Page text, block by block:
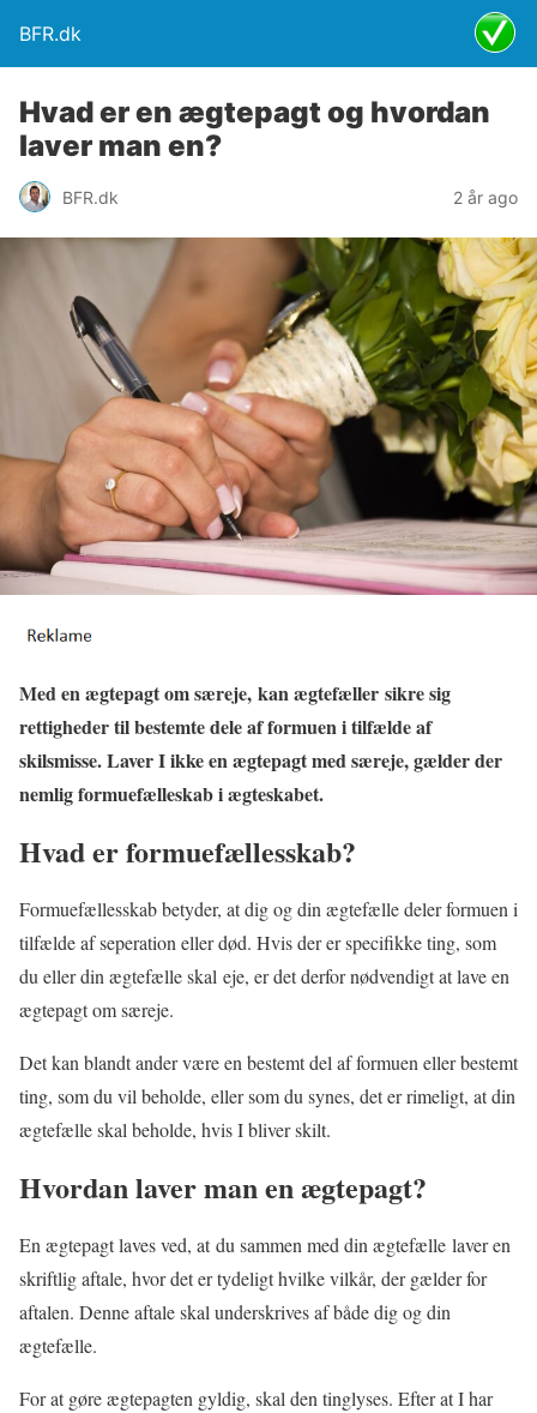
BFR.dk
Hvad er en ægtepagt og hvordan
laver man en?
BFR.dk 2 år ago
Med en ægtepagt om særeje, kan ægtefæller sikre sig
rettigheder til bestemte dele af formuen i tilfælde af
skilsmisse. Laver I ikke en ægtepagt med særeje, gælder der
nemlig formuefælleskab i ægteskabet.
Hvad er formuefællesskab?
Formuefællesskab betyder, at dig og din ægtefælle deler formuen i
tilfælde af seperation eller død. Hvis der er specifikke ting, som
du eller din ægtefælle skal eje, er det derfor nødvendigt at lave en
ægtepagt om særeje.
Det kan blandt ander være en bestemt del af formuen eller bestemt
ting, som du vil beholde, eller som du synes, det er rimeligt, at din
ægtefælle skal beholde, hvis I bliver skilt.
Hvordan laver man en ægtepagt?
En ægtepagt laves ved, at du sammen med din ægtefælle laver en
skriftlig aftale, hvor det er tydeligt hvilke vilkår, der gælder for
aftalen. Denne aftale skal underskrives af både dig og din
ægtefælle.
For at gøre ægtepagten gyldig, skal den tinglyses. Efter at I har